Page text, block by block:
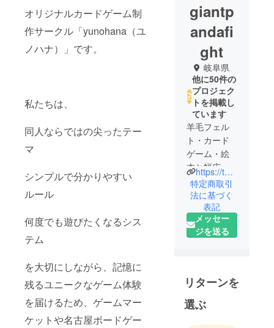
オリジナルカードゲーム制
作サークル「yunohana（ユ
ノハナ）」です。
私たちは、
同人ならではの尖ったテー
マ
シンプルで分かりやすい
ルール
何度でも遊びたくなるシス
テム
を大切にしながら、記憶に
残るユニークなゲーム体験
を届けるため、ゲームマー
ケットや名古屋ボードゲー
giantp
andafi
ght
岐阜県
他に50件の
プロジェク
トを掲載し
ています
羊毛フェル
ト・カード
ゲーム・絵
本と幅広く
作成してい
ます。
https://twitter.com/yunohana110
特定商取引
法に基づく
表記
メッセー
ジを送る
リターンを
選ぶ